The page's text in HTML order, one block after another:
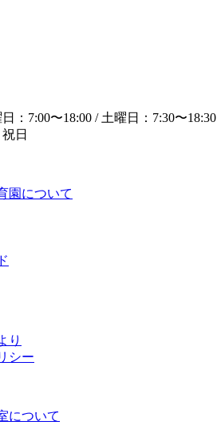
：7:00〜18:00 / 土曜日：7:30〜18:30
日
園について
り
シー
について